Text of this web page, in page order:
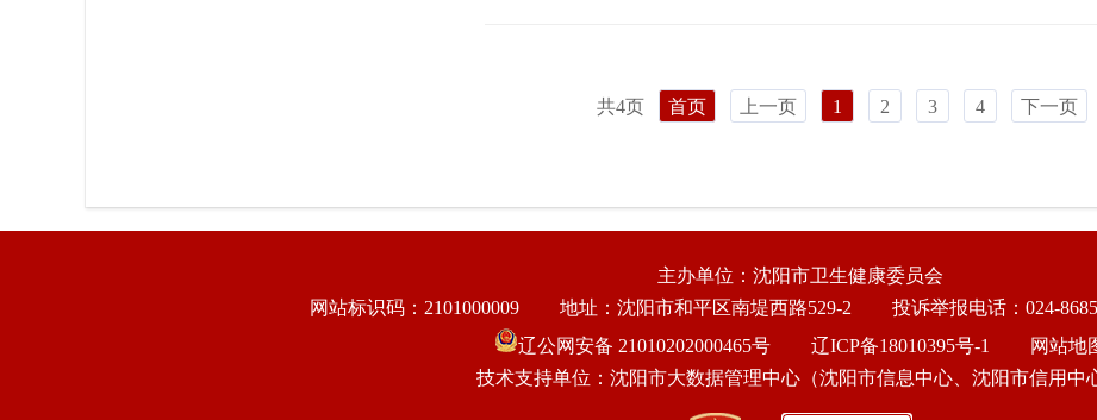
共4页 首页 上一页 1 2 3 4 下一页
主办单位：沈阳市卫生健康委员会
网站标识码：2101000009
地址：沈阳市和平区南堤西路529-2 投诉举报电话：024-
辽公网安备 21010202000465号
辽ICP备18010395号-1
网站地
技术支持单位：沈阳市大数据管理中心（沈阳市信息中心、沈阳市信用中